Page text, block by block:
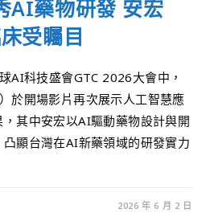
AI藥物研發 安宏
受矚目
AI科技盛會GTC 2026大會中，
於開場影片再次展示人工智慧應
其中安宏以AI驅動藥物設計與開
顯台灣在AI新藥領域的研發實力
2026 年 6 月 2 日